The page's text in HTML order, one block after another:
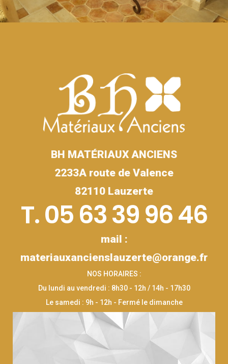
BH MATÉRIAUX ANCIENS
2233A route de Valence
82110 Lauzerte
T. 05 63 39 96 46
mail :
materiauxancienslauzerte@orange.fr
NOS HORAIRES :
Du lundi au vendredi : 8h30 - 12h / 14h - 17h30
Le samedi : 9h - 12h - Fermé le dimanche